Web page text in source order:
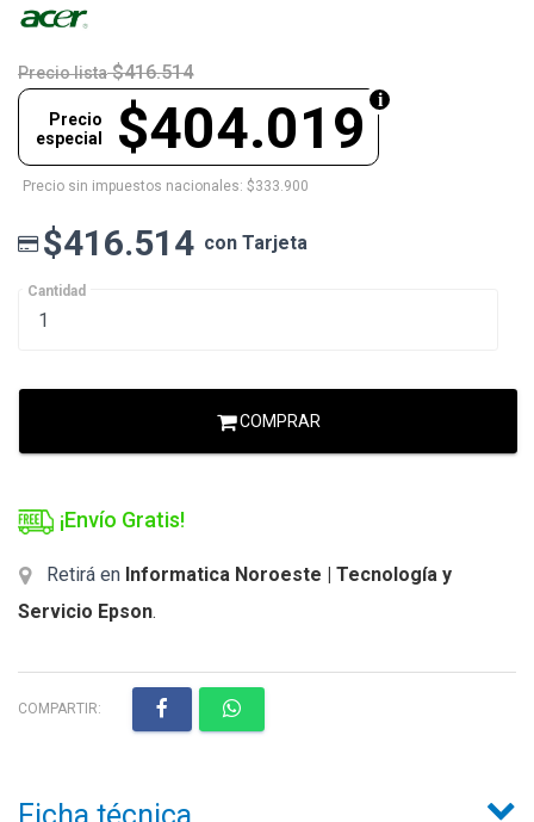
Precio lista $416.514
$404.019
Precio
especial
Precio sin impuestos nacionales: $333.900
$416.514 con Tarjeta
Cantidad
COMPRAR
¡Envío Gratis!
Retirá en Informatica Noroeste | Tecnología y
Servicio Epson.
COMPARTIR: